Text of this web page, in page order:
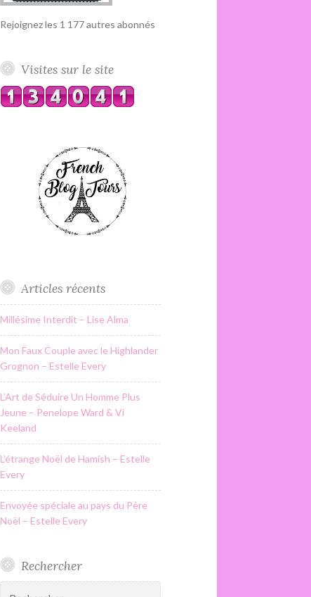
Rejoignez les 1 177 autres abonnés
Visites sur le site
Articles récents
Millésime Interdit – Lise Alma
Mon Faux Couple avec le Highlander
Grognon – Estelle Every
L’Art de Séduire Un Homme Plus
Jeune – Penelope Ward & Vi
Keeland
L’étrange Noël de Hamish – Estelle
Every
Envoyée spéciale au pays du Père
Noël – Estelle Every
Rechercher